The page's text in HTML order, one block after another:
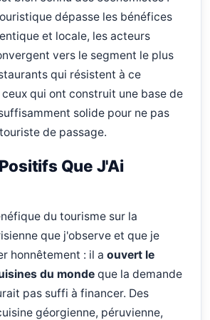
dépasse les bénéfices
et locale, les acteurs
vers le segment le plus
qui résistent à ce
qui ont construit une base de
solide pour ne pas
de passage.
Que J'Ai
du tourisme sur la
que j'observe et que je
honnêtement : il a ouvert le
du monde que la demande
pas suffi à financer. Des
géorgienne, péruvienne,